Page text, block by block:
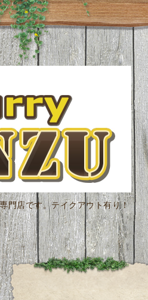
門店です。テイクアウト有り！